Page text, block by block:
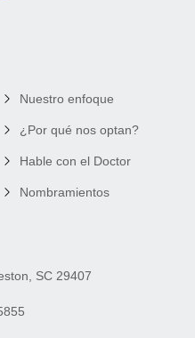
Nuestro enfoque
¿Por qué nos optan?
Hable con el Doctor
Nombramientos
SC 29407